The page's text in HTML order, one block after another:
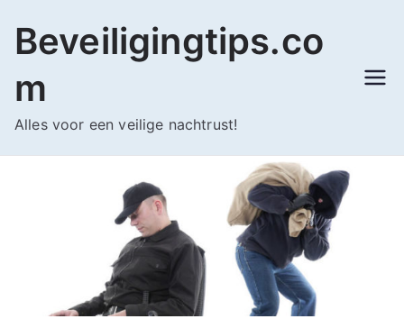
naar
inhoud
Beveiligingtips.co
m
Alles voor een veilige nachtrust!